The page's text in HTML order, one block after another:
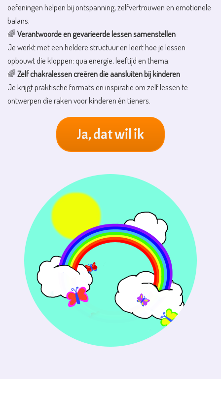
oefeningen helpen bij ontspanning, zelfvertrouwen en emotionele
balans.
🌈Verantwoorde en gevarieerde lessen samenstellen
Je werkt met een heldere structuur en leert hoe je lessen
opbouwt die kloppen: qua energie, leeftijd en thema.
🌈Zelf chakralessen creëren die aansluiten bij kinderen
Je krijgt praktische formats en inspiratie om zelf lessen te
ontwerpen die raken voor kinderen én tieners.
Ja, dat wil ik